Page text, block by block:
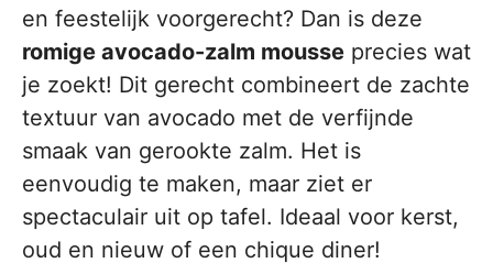
en feestelijk voorgerecht? Dan is deze
romige avocado-zalm mousse precies wat
je zoekt! Dit gerecht combineert de zachte
textuur van avocado met de verfijnde
smaak van gerookte zalm. Het is
eenvoudig te maken, maar ziet er
spectaculair uit op tafel. Ideaal voor kerst,
oud en nieuw of een chique diner!